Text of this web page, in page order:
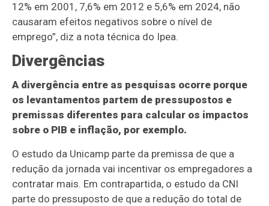
12% em 2001, 7,6% em 2012 e 5,6% em 2024, não
causaram efeitos negativos sobre o nível de
emprego”, diz a nota técnica do Ipea.
Divergências
A divergência entre as pesquisas ocorre porque
os levantamentos partem de pressupostos e
premissas diferentes para calcular os impactos
sobre o PIB e inflação, por exemplo.
O estudo da Unicamp parte da premissa de que a
redução da jornada vai incentivar os empregadores a
contratar mais. Em contrapartida, o estudo da CNI
parte do pressuposto de que a redução do total de